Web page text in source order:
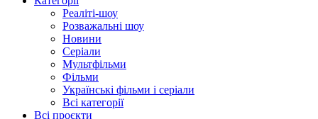
Реаліті-шоу
Розважальні шоу
Новини
Серіали
Мультфільми
Фільми
Українські фільми і серіали
Всі категорії
Всі проєкти